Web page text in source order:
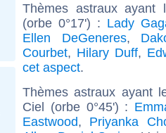
Thèmes astraux ayant
(orbe 0°17') : Lady
Ellen DeGeneres,
Courbet, Hilary Duff,
cet aspect.
Thèmes astraux ayant
Ciel (orbe 0°45') :
Eastwood, Priyanka